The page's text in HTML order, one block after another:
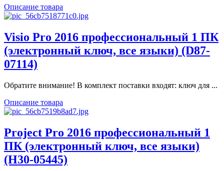
Описание товара
Visio Pro 2016 профессиональный 1 ПК
(электронный ключ, все языки) (D87-
07114)
Обратите внимание! В комплект поставки входят: ключ для ...
Описание товара
Project Pro 2016 профессиональный 1
ПК (электронный ключ, все языки)
(H30-05445)